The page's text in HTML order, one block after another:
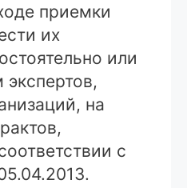
приемки
их
или
на
с